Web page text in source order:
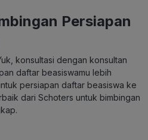
Persiapan
konsultasi dengan konsultan
daftar beasiswamu lebih
persiapan daftar beasiswa ke
dari Schoters untuk bimbingan